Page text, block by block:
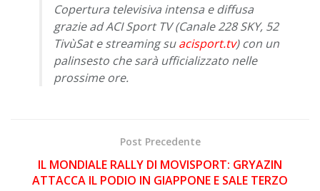
Copertura televisiva intensa e diffusa
grazie ad ACI Sport TV (Canale 228 SKY, 52
TivùSat e streaming suacisport.tv) con un
palinsesto che sarà ufficializzato nelle
prossime ore.
Post Precedente
IL MONDIALE RALLY DI MOVISPORT: GRYAZIN
ATTACCA IL PODIO IN GIAPPONE E SALE TERZO